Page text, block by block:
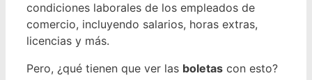
condiciones laborales de los empleados de
comercio, incluyendo salarios, horas extras,
licencias y más.
Pero, ¿qué tienen que ver las boletas con esto?